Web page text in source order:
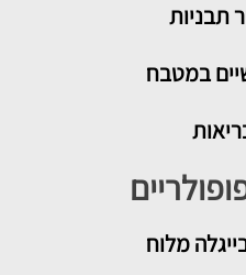
תבניות
במטבח
מלוח